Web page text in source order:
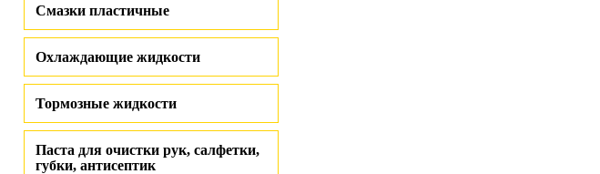
Смазки пластичные
Охлаждающие жидкости
Тормозные жидкости
Паста для очистки рук, салфетки,
губки, антисептик